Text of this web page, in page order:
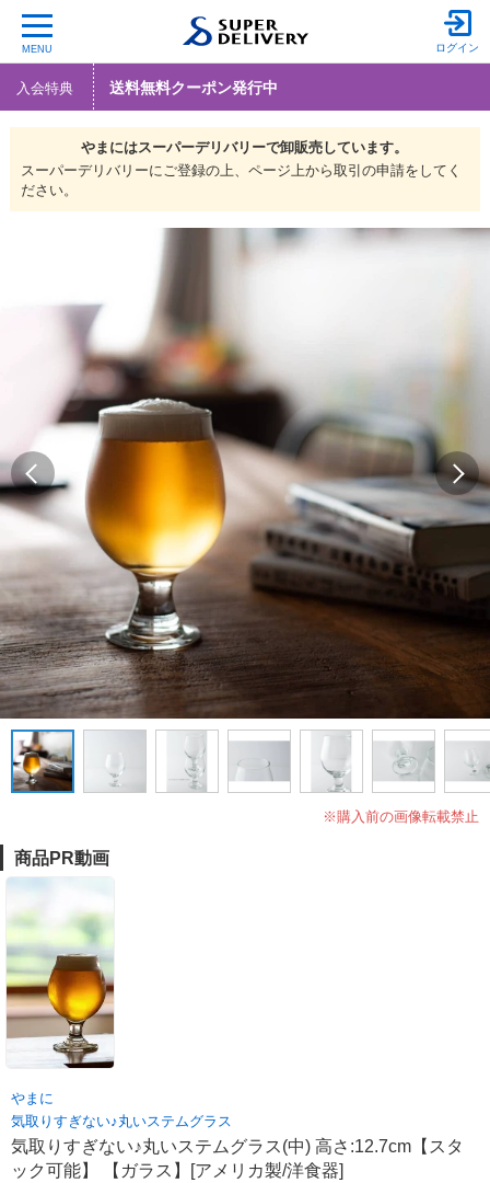
MENU ログイン
入会特典 送料無料クーポン発行中
やまにはスーパーデリバリーで卸販売しています。
スーパーデリバリーにご登録の上、ページ上から取引の申請をしてく
ださい。
※購入前の画像転載禁止
商品PR動画
やまに
気取りすぎない♪丸いステムグラス
気取りすぎない♪丸いステムグラス(中) 高さ:12.7cm【スタ
ック可能】 【ガラス】[アメリカ製/洋食器]